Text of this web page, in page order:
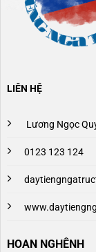
LIÊN HỆ
Lương Ngọc
0123 123 124
HOAN NGHÊNH